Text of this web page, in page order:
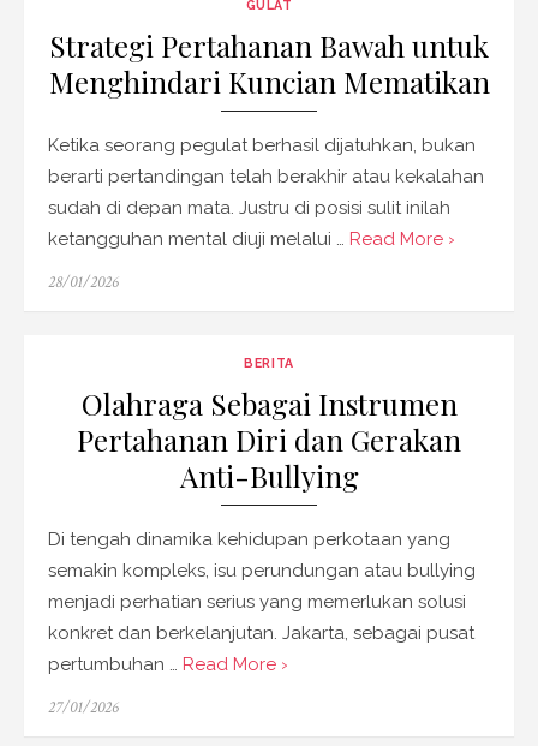
GULAT
Strategi Pertahanan Bawah untuk
Menghindari Kuncian Mematikan
Ketika seorang pegulat berhasil dijatuhkan, bukan
berarti pertandingan telah berakhir atau kekalahan
sudah di depan mata. Justru di posisi sulit inilah
ketangguhan mental diuji melalui … Read More ›
Posted
28/01/2026
BERITA
Olahraga Sebagai Instrumen
Pertahanan Diri dan Gerakan
Anti-Bullying
Di tengah dinamika kehidupan perkotaan yang
semakin kompleks, isu perundungan atau bullying
menjadi perhatian serius yang memerlukan solusi
konkret dan berkelanjutan. Jakarta, sebagai pusat
pertumbuhan … Read More ›
Posted
27/01/2026